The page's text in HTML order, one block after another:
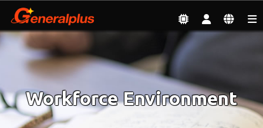
Sustainable Development | Workforce Environment
Workforce Environment